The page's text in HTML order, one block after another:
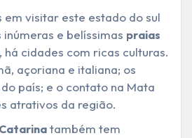
em visitar este estado do sul
inúmeras e belíssimas praias
, há cidades com ricas culturas.
açoriana e italiana; os
país; e o contato na Mata
atrativos da região.
também tem